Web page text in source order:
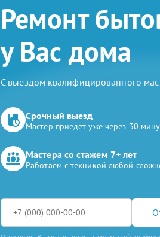
Ремонт
у Вас дома
С выездом квалифицированного
Срочный выезд
Мастер приедет уже через 30
Мастера со стажем 7+ лет
Работаем с техникой любой